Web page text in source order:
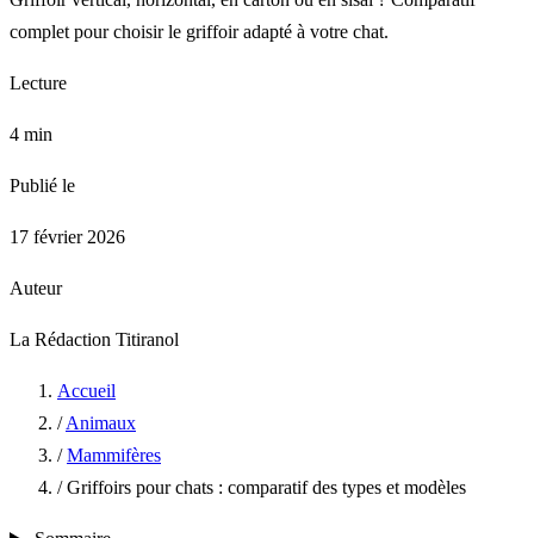
complet pour choisir le griffoir adapté à votre chat.
Lecture
4 min
Publié le
17 février 2026
Auteur
La Rédaction Titiranol
Accueil
/ Animaux
/ Mammifères
/ Griffoirs pour chats : comparatif des types et modèles